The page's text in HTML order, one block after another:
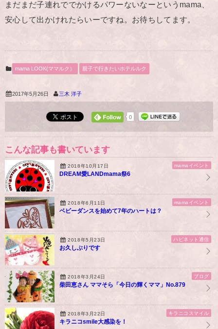
まだまだ子連れででかけるパワーないなーというmama、
安心して出かけれたらいーですね。お待ちしてます。
mama LOOK(ママルク） 親子で行きたいホテルルク
2017年5月26日 三木 洋子
0
こんな記事も書いています
2018年10月17日 mamaイベント
DREAM愛LANDmama祭6
2018年6月11日 mamaイベント
ベビーダンスを始めて7年のハートは？
2018年5月23日 ハピネット通信
お久しぶりです
2018年3月24日 ブログ
柴田恵さん ママそら「今日の輝くママ」No.879
2018年3月22日 キラニコスマイル
キラニコsmile大感染を！